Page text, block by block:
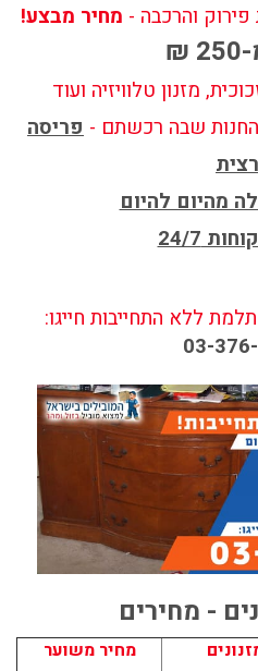
והרכבה - מחיר מבצע!
₪
מזנון טלוויזיה ועוד
שבה רכשתם - פריסה
מהיום להיום
24/7
ללא התחייבות חייגו:
03-
- מחירים
מחיר משוער